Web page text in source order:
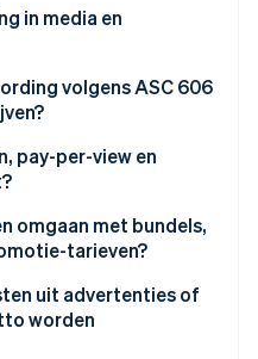
de economische
in media en
volgens ASC 606
pay-per-view en
omgaan met bundels,
tarieven?
uit advertenties of
worden